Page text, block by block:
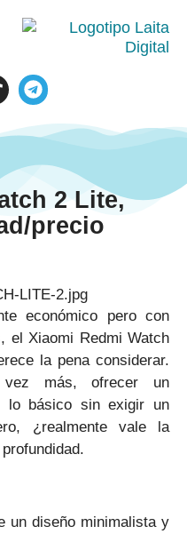
2 Lite,
precio
económico pero con
el Xiaomi Redmi Watch
la pena considerar.
más, ofrecer un
lo básico sin exigir un
¿realmente vale la
un diseño minimalista y